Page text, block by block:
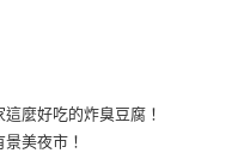
麼好吃的炸臭豆腐！
美夜市！